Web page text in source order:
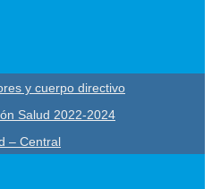
y cuerpo directivo
Salud 2022-2024
– Central